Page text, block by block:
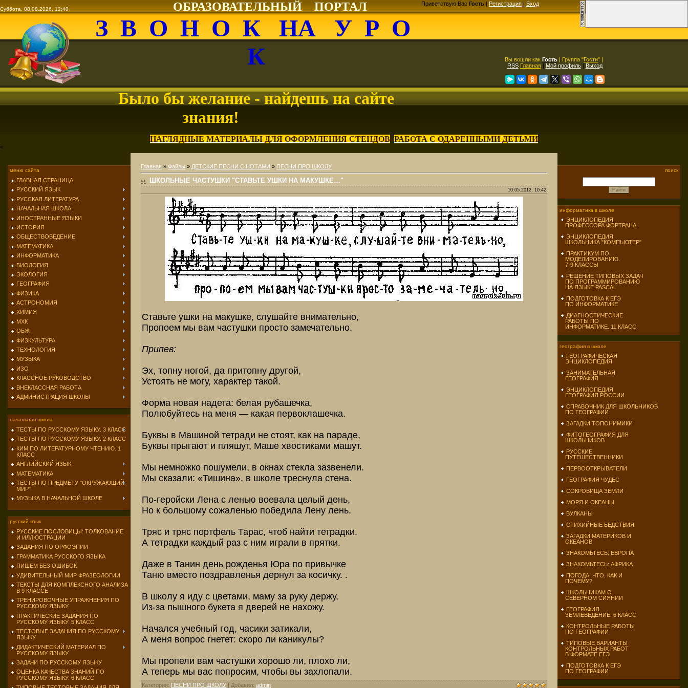
Суббота, 08.08.2026, 12:40 ОБРАЗОВАТЕЛЬНЫЙ ПОРТАЛ Приветствую Вас Гость | Регистрация | Вход
З В О Н О К НА У Р О
К
Было бы желание - найдешь на сайте
знания!
Вы вошли как Гость | Группа "Гости" |
RSS Главная| Мой профиль| Выход
НАГЛЯДНЫЕ МАТЕРИАЛЫ ДЛЯ ОФОРМЛЕНИЯ СТЕНДОВ РАБОТА С ОДАРЕННЫМИ ДЕТЬМИ
<
меню сайта
ГЛАВНАЯ СТРАНИЦА
РУССКИЙ ЯЗЫК
РУССКАЯ ЛИТЕРАТУРА
НАЧАЛЬНАЯ ШКОЛА
ИНОСТРАННЫЕ ЯЗЫКИ
ИСТОРИЯ
ОБЩЕСТВОВЕДЕНИЕ
МАТЕМАТИКА
ИНФОРМАТИКА
БИОЛОГИЯ
ЭКОЛОГИЯ
ГЕОГРАФИЯ
ФИЗИКА
АСТРОНОМИЯ
ХИМИЯ
МХК
ОБЖ
ФИЗКУЛЬТУРА
ТЕХНОЛОГИЯ
МУЗЫКА
ИЗО
КЛАССНОЕ РУКОВОДСТВО
ВНЕКЛАССНАЯ РАБОТА
АДМИНИСТРАЦИЯ ШКОЛЫ
начальная школа
ТЕСТЫ ПО РУССКОМУ ЯЗЫКУ. 3 КЛАСС
ТЕСТЫ ПО РУССКОМУ ЯЗЫКУ. 2 КЛАСС
КИМ ПО ЛИТЕРАТУРНОМУ ЧТЕНИЮ. 1
КЛАСС
АНГЛИЙСКИЙ ЯЗЫК
МАТЕМАТИКА
ТЕСТЫ ПО ПРЕДМЕТУ "ОКРУЖАЮЩИЙ
МИР"
МУЗЫКА В НАЧАЛЬНОЙ ШКОЛЕ
русский язык
РУССКИЕ ПОСЛОВИЦЫ: ТОЛКОВАНИЕ
И ИЛЛЮСТРАЦИИ
ЗАДАНИЯ ПО ОРФОЭПИИ
ГРАММАТИКА РУССКОГО ЯЗЫКА
ПИШЕМ БЕЗ ОШИБОК
УДИВИТЕЛЬНЫЙ МИР ФРАЗЕОЛОГИИ
ТЕКСТЫ ДЛЯ КОМПЛЕКСНОГО АНАЛИЗА
В 9 КЛАССЕ
ТРЕНИРОВОЧНЫЕ УПРАЖНЕНИЯ ПО
РУССКОМУ ЯЗЫКУ
ПРАКТИЧЕСКИЕ ЗАДАНИЯ ПО
РУССКОМУ ЯЗЫКУ. 5 КЛАСС
ТЕСТОВЫЕ ЗАДАНИЯ ПО РУССКОМУ
ЯЗЫКУ
ДИДАКТИЧЕСКИЙ МАТЕРИАЛ ПО
РУССКОМУ ЯЗЫКУ
ЗАДАЧИ ПО РУССКОМУ ЯЗЫКУ
ОЦЕНКА КАЧЕСТВА ЗНАНИЙ ПО
РУССКОМУ ЯЗЫКУ. 6 КЛАСС
Главная » Файлы » ДЕТСКИЕ ПЕСНИ С НОТАМИ » ПЕСНИ ПРО ШКОЛУ
ШКОЛЬНЫЕ ЧАСТУШКИ "СТАВЬТЕ УШКИ НА МАКУШКЕ…"
10.05.2012, 10:42
Ставьте ушки на макушке, слушайте внимательно,
Пропоем мы вам частушки просто замечательно.
Припев:
Эх, топну ногой, да притопну другой,
Устоять не могу, характер такой.
Форма новая надета: белая рубашечка,
Полюбуйтесь на меня — какая первоклашечка.
Буквы в Машиной тетради не стоят, как на параде,
Буквы прыгают и пляшут, Маше хвостиками машут.
Мы немножко пошумели, в окнах стекла зазвенели.
Мы сказали: «Тишина», в школе треснула стена.
По-геройски Лена с ленью воевала целый день,
Но к большому сожаленью победила Лену лень.
Тряс и тряс портфель Тарас, чтоб найти тетрадки.
А тетрадки каждый раз с ним играли в прятки.
Даже в Танин день рожденья Юра по привычке
Таню вместо поздравленья дернул за косичку. .
В школу я иду с цветами, маму за руку держу,
Из-за пышного букета я дверей не нахожу.
Начался учебный год, часики затикали,
А меня вопрос гнетет: скоро ли каникулы?
Мы пропели вам частушки хорошо ли, плохо ли,
А теперь мы вас попросим, чтобы вы захлопали.
Категория: ПЕСНИ ПРО ШКОЛУ | Добавил: admin
поиск
информатика в школе
ЭНЦИКЛОПЕДИЯ
ПРОФЕССОРА ФОРТРАНА
ЭНЦИКЛОПЕДИЯ
ШКОЛЬНИКА "КОМПЬЮТЕР"
ПРАКТИКУМ ПО
МОДЕЛИРОВАНИЮ.
7-9 КЛАССЫ
РЕШЕНИЕ ТИПОВЫХ ЗАДАЧ
ПО ПРОГРАММИРОВАНИЮ
НА ЯЗЫКЕ PASCAL
ПОДГОТОВКА К ЕГЭ
ПО ИНФОРМАТИКЕ
ДИАГНОСТИЧЕСКИЕ
РАБОТЫ ПО
ИНФОРМАТИКЕ. 11 КЛАСС
география в школе
ГЕОГРАФИЧЕСКАЯ
ЭНЦИКЛОПЕДИЯ
ЗАНИМАТЕЛЬНАЯ
ГЕОГРАФИЯ
ЭНЦИКЛОПЕДИЯ
ГЕОГРАФИЯ РОССИИ
СПРАВОЧНИК ДЛЯ ШКОЛЬНИКОВ
ПО ГЕОГРАФИИ
ЗАГАДКИ ТОПОНИМИКИ
ФИТОГЕОГРАФИЯ ДЛЯ
ШКОЛЬНИКОВ
РУССКИЕ
ПУТЕШЕСТВЕННИКИ
ПЕРВООТКРЫВАТЕЛИ
ГЕОГРАФИЯ ЧУДЕС
СОКРОВИЩА ЗЕМЛИ
МОРЯ И ОКЕАНЫ
ВУЛКАНЫ
СТИХИЙНЫЕ БЕДСТВИЯ
ЗАГАДКИ МАТЕРИКОВ И
ОКЕАНОВ
ЗНАКОМЬТЕСЬ: ЕВРОПА
ЗНАКОМЬТЕСЬ: АФРИКА
ПОГОДА. ЧТО, КАК И
ПОЧЕМУ?
ШКОЛЬНИКАМ О
СЕВЕРНОМ СИЯНИИ
ГЕОГРАФИЯ.
ЗЕМЛЕВЕДЕНИЕ. 6 КЛАСС
КОНТРОЛЬНЫЕ РАБОТЫ
ПО ГЕОГРАФИИ
ТИПОВЫЕ ВАРИАНТЫ
КОНТРОЛЬНЫХ РАБОТ
В ФОРМАТЕ ЕГЭ
ПОДГОТОВКА К ЕГЭ
ПО ГЕОГРАФИИ